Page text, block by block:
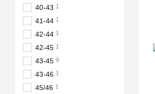
40-43 1
41-44 1
42-44 1
42-45 1
43-45 9
43-46 1
45/46 1